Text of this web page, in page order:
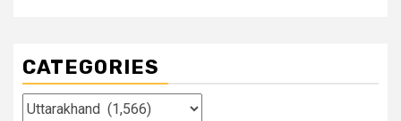
CATEGORIES
Categories